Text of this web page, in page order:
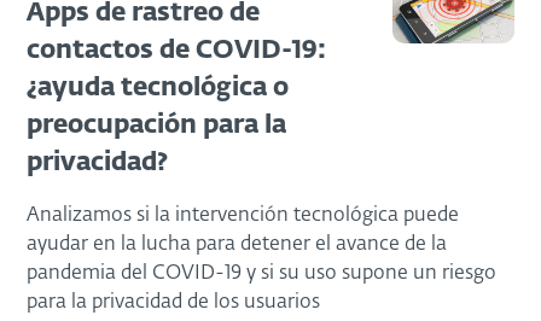
Apps de rastreo de
contactos de COVID-19:
¿ayuda tecnológica o
preocupación para la
privacidad?
Analizamos si la intervención tecnológica puede
ayudar en la lucha para detener el avance de la
pandemia del COVID-19 y si su uso supone un riesgo
para la privacidad de los usuarios